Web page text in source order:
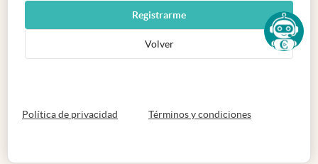
Registrarme
Volver
Política de privacidad abre en nueva pestaña
Términos y condicionesabre en nueva